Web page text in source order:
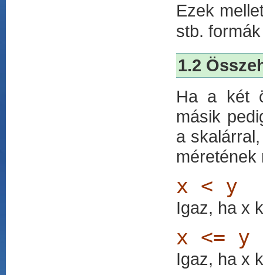
Ezek
stb.
1.2
Ha a két
másik
a
méretének
x < y
Igaz, ha x
x <= y
Igaz, ha x